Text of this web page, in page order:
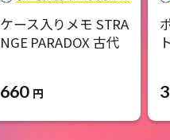
ケース入りメモ STRA
NGE PARADOX 古代
660 円